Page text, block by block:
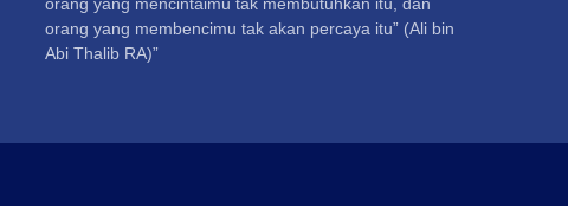
orang yang membencimu tak akan percaya itu” (Ali bin
Abi Thalib RA)”